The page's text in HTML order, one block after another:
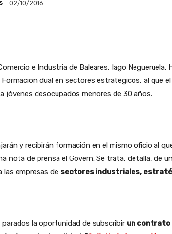
02/10/2016
e Industria de Baleares, Iago
dual en sectores estratégicos, al que
jóvenes desocupados menores de 30 años.
y recibirán formación en el mismo oficio al
nota de prensa el Govern. Se trata, detalla, de
las empresas de sectores industriales,
parados la oportunidad de subscribir un contrato